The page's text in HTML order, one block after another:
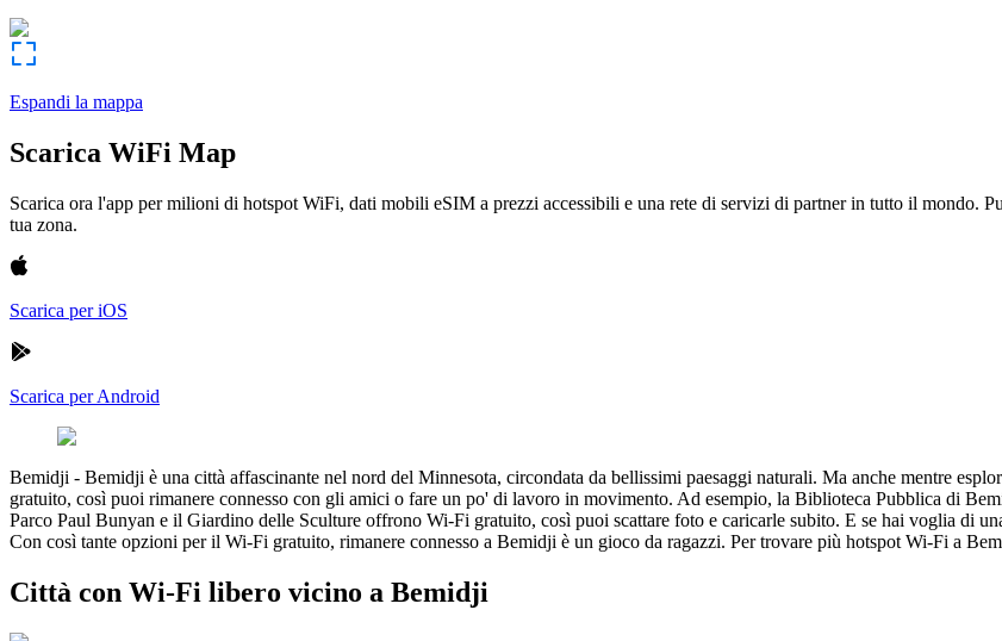
Espandi la mappa
Scarica WiFi Map
Scarica ora l'app per milioni di hotspot WiFi, dati mobili eSIM a prezzi accessibili e una rete di servizi di partner in tutto il mondo.
tua zona.
Scarica per iOS
Scarica per Android
Bemidji - Bemidji è una città affascinante nel nord del Minnesota, circondata da bellissimi paesaggi naturali. Ma anche mentre
gratuito, così puoi rimanere connesso con gli amici o fare un po' di lavoro in movimento. Ad esempio, la Biblioteca Pubblica di
Parco Paul Bunyan e il Giardino delle Sculture offrono Wi-Fi gratuito, così puoi scattare foto e caricarle subito. E se hai voglia di
Con così tante opzioni per il Wi-Fi gratuito, rimanere connesso a Bemidji è un gioco da ragazzi. Per trovare più hotspot Wi-Fi a
Città con Wi-Fi libero vicino a Bemidji